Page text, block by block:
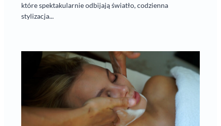
które spektakularnie odbijają światło, codzienna
stylizacja...